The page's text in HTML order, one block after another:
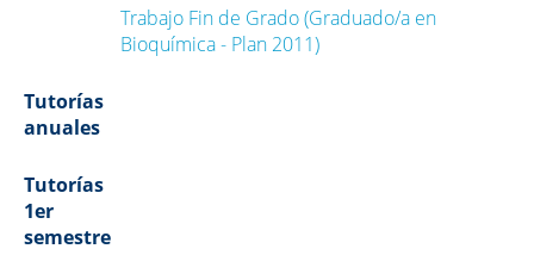
Trabajo Fin de Grado (Graduado/a en
Bioquímica - Plan 2011)
Tutorías
anuales
Tutorías
1er
semestre